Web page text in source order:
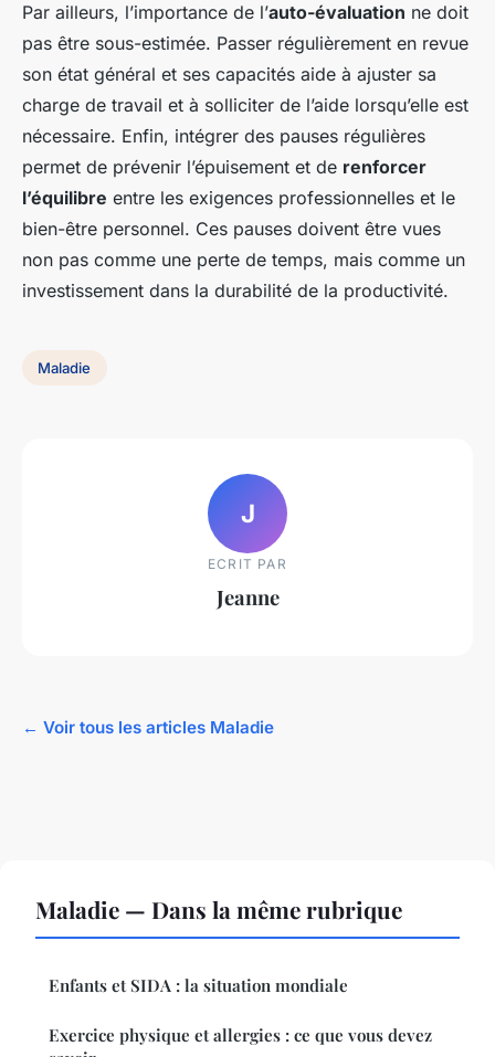
Par ailleurs, l’importance de l’auto-évaluation ne doit
pas être sous-estimée. Passer régulièrement en revue
son état général et ses capacités aide à ajuster sa
charge de travail et à solliciter de l’aide lorsqu’elle est
nécessaire. Enfin, intégrer des pauses régulières
permet de prévenir l’épuisement et de renforcer
l’équilibre entre les exigences professionnelles et le
bien-être personnel. Ces pauses doivent être vues
non pas comme une perte de temps, mais comme un
investissement dans la durabilité de la productivité.
Maladie
J
ECRIT PAR
Jeanne
← Voir tous les articles Maladie
Maladie — Dans la même rubrique
Enfants et SIDA : la situation mondiale
Exercice physique et allergies : ce que vous devez